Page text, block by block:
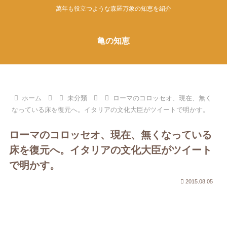
萬年も役立つような森羅万象の知恵を紹介
亀の知恵
ホーム 未分類
ローマのコロッセオ、現在、無く
なっている床を復元へ。イタリアの文化大臣がツイートで明かす。
ローマのコロッセオ、現在、無くなっている
床を復元へ。イタリアの文化大臣がツイート
で明かす。
2015.08.05